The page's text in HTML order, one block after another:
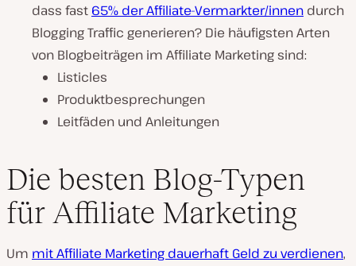
dass fast 65% der Affiliate-Vermarkter/innen durch
Blogging Traffic generieren? Die häufigsten Arten
von Blogbeiträgen im Affiliate Marketing sind:
Listicles
Produktbesprechungen
Leitfäden und Anleitungen
Die besten Blog-Typen
für Affiliate Marketing
Um mit Affiliate Marketing dauerhaft Geld zu verdienen,